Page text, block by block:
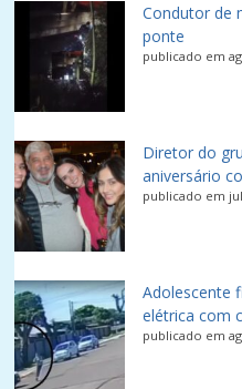
Condutor de
ponte
publicado em
Diretor do
aniversário
publicado em
Adolescente
elétrica com
publicado em